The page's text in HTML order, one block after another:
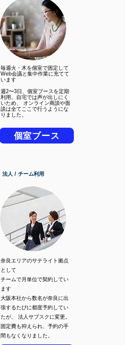
毎週火・木を個室で固定して
Web会議と集中作業に充てて
います
週2〜3日、個室ブースを定期
利用。自宅では声が出しにく
いため、 オンライン商談や面
談は全てここで行うようにな
りました。
個室ブース
法人 / チーム利用
奈良エリアのサテライト拠点
として
チームで月単位で契約してい
ます
大阪本社から数名が奈良に出
張するたびに都度予約してい
たが、 法人サブスクに変更。
固定費も抑えられ、予約の手
間もなくなりました。